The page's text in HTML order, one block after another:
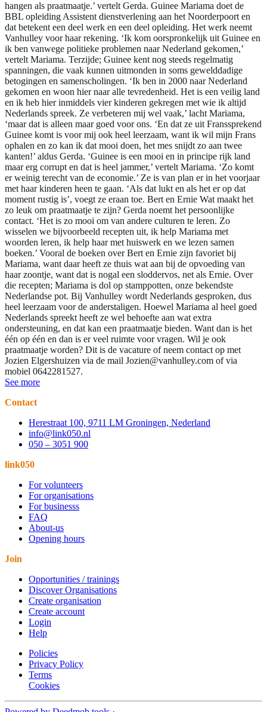
hangen als praatmaatje.’ vertelt Gerda. Guinee Mariama doet de
BBL opleiding Assistent dienstverlening aan het Noorderpoort en
dat betekent een deel werk en een deel opleiding. Het werk neemt
Vanhulley voor haar rekening. ‘Ik kom oorspronkelijk uit Guinee en
ik ben vanwege politieke problemen naar Nederland gekomen,’
vertelt Mariama. Terzijde; Guinee kent nog steeds regelmatig
spanningen, die vaak kunnen uitmonden in soms gewelddadige
betogingen en samenscholingen. ‘Ik ben in 2000 naar Nederland
gekomen en woon hier naar alle tevredenheid. Het is een veilig land
en ik heb hier inmiddels vier kinderen gekregen met wie ik altijd
Nederlands spreek. Ze verbeteren mij wel vaak,’ lacht Mariama,
‘maar dat is alleen maar goed voor ons. ‘En dat ze uit Franssprekend
Guinee komt is voor mij ook heel leerzaam, want ik wil mijn Frans
ophalen en zo kan ik dat mooi doen, het mes snijdt zo aan twee
kanten!’ aldus Gerda. ‘Guinee is een mooi en in principe rijk land
maar erg corrupt en dat is heel jammer,’ vertelt Mariama. ‘Zo komt
er weinig terecht van de economie.’ Ze is van plan er in het voorjaar
met haar kinderen heen te gaan. ‘Als dat lukt en als het er op dat
moment rustig is’, voegt ze eraan toe. Bert en Ernie Wat maakt het
zo leuk om praatmaatje te zijn? Gerda noemt het persoonlijke
contact. ‘Het is zo mooi om van andere culturen te leren. Zo
wisselen we bijvoorbeeld recepten uit, ik help Mariama met
woorden leren, ik help haar met huiswerk en we lezen samen
boeken.’ Vooral de boeken over Bert en Ernie zijn favoriet bij
Mariama, want daar heeft ze thuis wat aan bij de opvoeding van
haar zoontje, want dat is nogal een sloddervos, net als Ernie. Over
die recepten; Mariama is dol op stamppotten, onze bekendste
Nederlandse pot. Bij Vanhulley wordt Nederlands gesproken, dus
heel leerzaam voor de anderstaligen. Hoewel Mariama al heel goed
Nederlands spreekt heeft ze wel behoefte aan wat extra
ondersteuning, en dat kan een praatmaatje bieden. Want dan is het
één op één en dan is er veel ruimte voor vragen. Wil je ook
praatmaatje worden? Dit is de vacature of neem contact op met
Jozien Elgershuizen via de mail Jozien@vanhulley.com of via
mobiel 0642281527.
See more
Contact
Herestraat 100, 9711 LM Groningen, Nederland
info@link050.nl
050 – 3051 900
link050
For volunteers
For organisations
For businesss
FAQ
About-us
Opening hours
Join
Opportunities / trainings
Discover Organisations
Create organisation
Create account
Login
Help
Policies
Privacy Policy
Terms
Cookies